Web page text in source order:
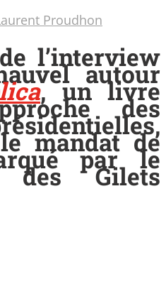
Proudhon
l’interview
autour
, un livre
des
mandat de
par le
des Gilets